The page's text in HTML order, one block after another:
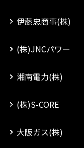
伊藤忠商事(株)
(株)JNCパワー
湘南電力(株)
(株)S-CORE
大阪ガス(株)